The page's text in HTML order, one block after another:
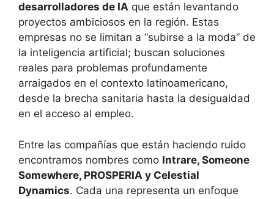
desarrolladores de IA que están levantando
proyectos ambiciosos en la región. Estas
empresas no se limitan a “subirse a la moda” de
la inteligencia artificial; buscan soluciones
reales para problemas profundamente
arraigados en el contexto latinoamericano,
desde la brecha sanitaria hasta la desigualdad
en el acceso al empleo.
Entre las compañías que están haciendo ruido
encontramos nombres como Intrare, Someone
Somewhere, PROSPERIA y Celestial
Dynamics. Cada una representa un enfoque